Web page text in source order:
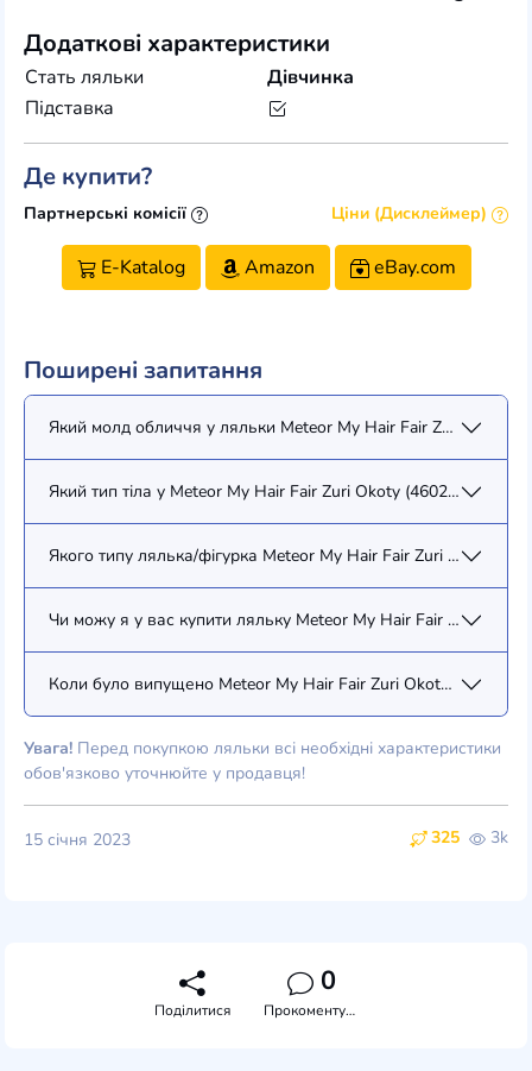
Додаткові характеристики
Стать ляльки
Дівчинка
Підставка
Де купити?
Партнерські комісії Ціни (Дисклеймер)
E-Katalog Amazon eBay.com
Поширені запитання
Який молд обличчя у ляльки Meteor My Hair Fair Zuri Okoty
Який тип тіла у Meteor My Hair Fair Zuri Okoty (46023)?
Якого типу лялька/фігурка Meteor My Hair Fair Zuri Okoty
Чи можу я у вас купити ляльку Meteor My Hair Fair Zuri Okoty
Коли було випущено Meteor My Hair Fair Zuri Okoty (46023)?
Увага! Перед покупкою ляльки всі необхідні характеристики
обов'язково уточнюйте у продавця!
325 3k
15 січня 2023
Поділитися
0
Прокоментувати